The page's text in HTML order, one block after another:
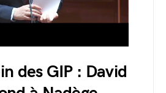
des GIP : David